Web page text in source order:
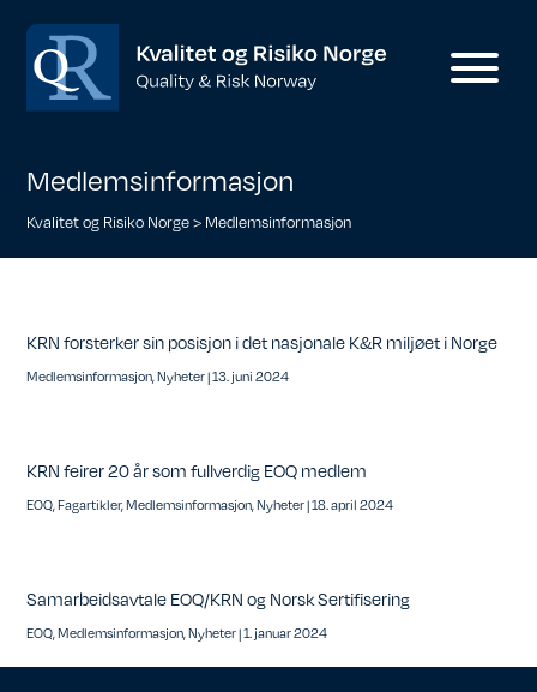
Medlemsinformasjon
Kvalitet og Risiko Norge> Medlemsinformasjon
KRN forsterker sin posisjon i det nasjonale K&R miljøet i Norge
Medlemsinformasjon,Nyheter|13. juni 2024
KRN feirer 20 år som fullverdig EOQ medlem
EOQ,Fagartikler,Medlemsinformasjon,Nyheter|18. april 2024
Samarbeidsavtale EOQ/KRN og Norsk Sertifisering
EOQ,Medlemsinformasjon,Nyheter|1. januar 2024